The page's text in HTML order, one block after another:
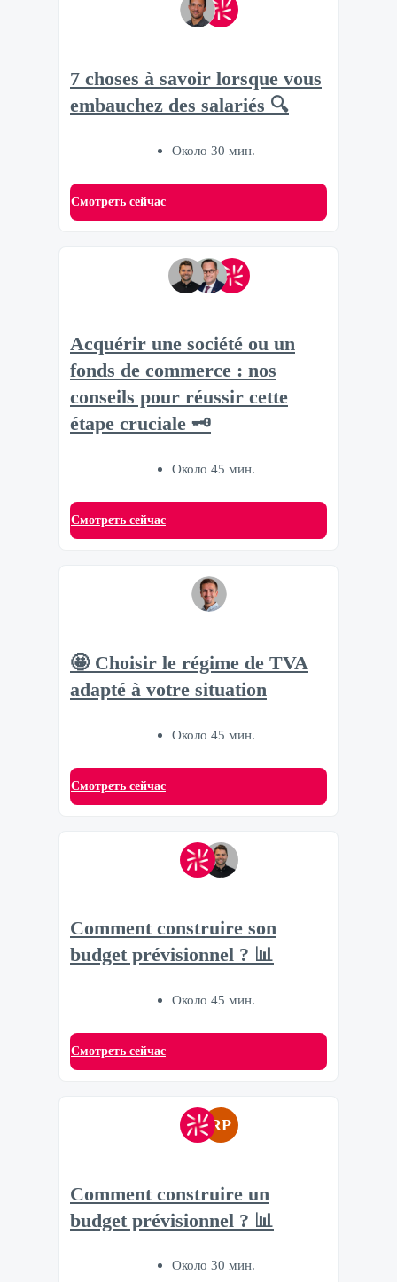
7 choses à savoir lorsque vous
embauchez des salariés 🔍
Около 30 мин.
Смотреть сейчас
Acquérir une société ou un
fonds de commerce : nos
conseils pour réussir cette
étape cruciale 🗝
Около 45 мин.
Смотреть сейчас
🤩 Choisir le régime de TVA
adapté à votre situation
Около 45 мин.
Смотреть сейчас
Comment construire son
budget prévisionnel ? 📊
Около 45 мин.
Смотреть сейчас
RP
Comment construire un
budget prévisionnel ? 📊
Около 30 мин.